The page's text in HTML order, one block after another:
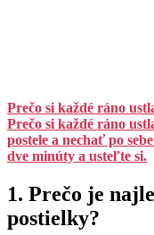
Prečo si každé ráno
Prečo si každé ráno
postele a nechať po
dve minúty a usteľte si.
1. Prečo je
postielky?